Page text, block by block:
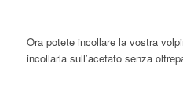
Ora potete incollare la vostra
incollarla sull’acetato senza